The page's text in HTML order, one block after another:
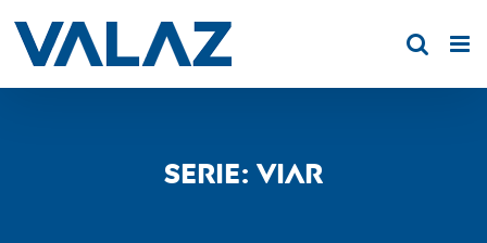
contenido
Serie: Viar